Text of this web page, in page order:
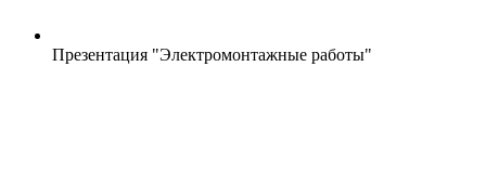
Презентация "Электромонтажные работы"